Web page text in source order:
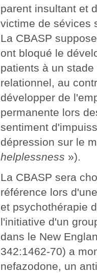
parent insultant et
victime de sévices
La CBASP
ont bloqué le
patients à un
relationnel, au
développer de
permanente lors
sentiment
dépression sur le
helplessness »).
La CBASP sera
référence lors
et psychothérapie
l'initiative d'un
dans le New
342:1462-70) a
nefazodone, un